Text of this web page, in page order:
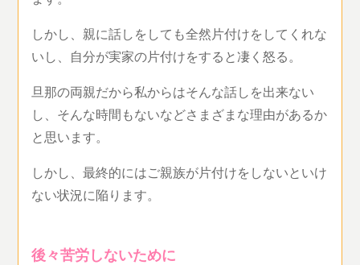
しかし、親に話しをしても全然片付けをしてくれな
いし、自分が実家の片付けをすると凄く怒る。
旦那の両親だから私からはそんな話しを出来ない
し、そんな時間もないなどさまざまな理由があるか
と思います。
しかし、最終的にはご親族が片付けをしないといけ
ない状況に陥ります。
後々苦労しないために